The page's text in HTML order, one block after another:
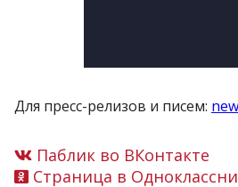
Для пресс-релизов и писем:
Паблик во ВКонтакте
Страница в